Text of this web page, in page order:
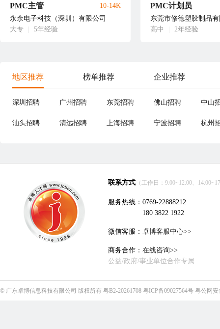
PMC主管
永余电子科技（深圳）有限公司
大专
5年经验
10-14K PMC计划员
东莞市修德塑胶制品
高中
2年经验
地区推荐 榜单推荐 企业推荐
深圳招聘 广州招聘 东莞招聘 佛山招聘 中山
汕头招聘 清远招聘 上海招聘 宁波招聘 杭州
联系方式 （工作日：9:00~12:00、
服务热线：0769-22888212
180 3822 1922
微信客服： 卓博客服中心>>
商务合作： 在线咨询>>
公益/政府/事业单位合作专属
© 广东卓博信息科技有限公司 版权所有 粤B2-20261708 粤ICP备09027564号 粤公网安